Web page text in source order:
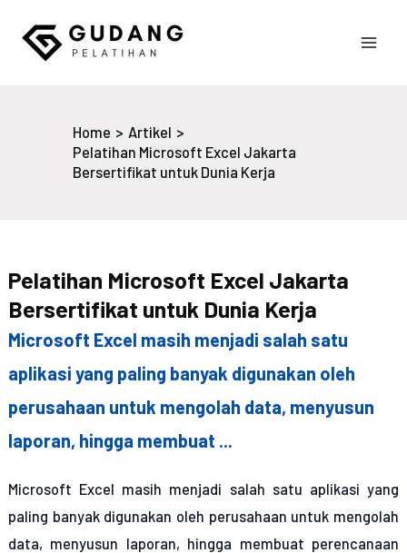
content
Home
Artikel
Pelatihan Microsoft Excel Jakarta
Bersertifikat untuk Dunia Kerja
Pelatihan Microsoft Excel Jakarta
Bersertifikat untuk Dunia Kerja
Microsoft Excel masih menjadi salah satu
aplikasi yang paling banyak digunakan oleh
perusahaan untuk mengolah data, menyusun
laporan, hingga membuat ...
Microsoft Excel masih menjadi salah satu aplikasi yang
paling banyak digunakan oleh perusahaan untuk mengolah
data, menyusun laporan, hingga membuat perencanaan